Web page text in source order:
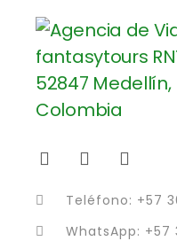
Teléfono: +57
WhatsApp: +57